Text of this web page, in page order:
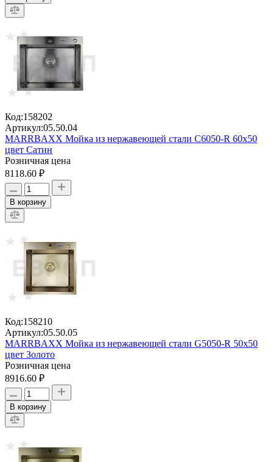
Код:158202
Артикул:05.50.04
MARRBAXX Мойка из нержавеющей стали C6050-R 60х50
цвет Сатин
Розничная цена
8118.60 ₽
В корзину
Код:158210
Артикул:05.50.05
MARRBAXX Мойка из нержавеющей стали G5050-R 50х50
цвет Золото
Розничная цена
8916.60 ₽
В корзину